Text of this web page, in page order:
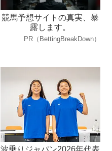
競馬予想サイトの真実、暴
露します。
PR（BettingBreakDown）
波乗りジャパン2026年代表